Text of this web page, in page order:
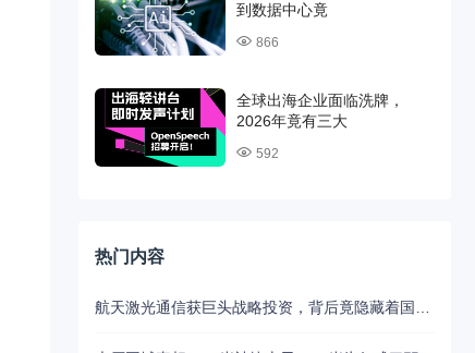
到数据中心竟
866
全球出海企业面临洗牌，
2026年竟有三大
592
热门内容